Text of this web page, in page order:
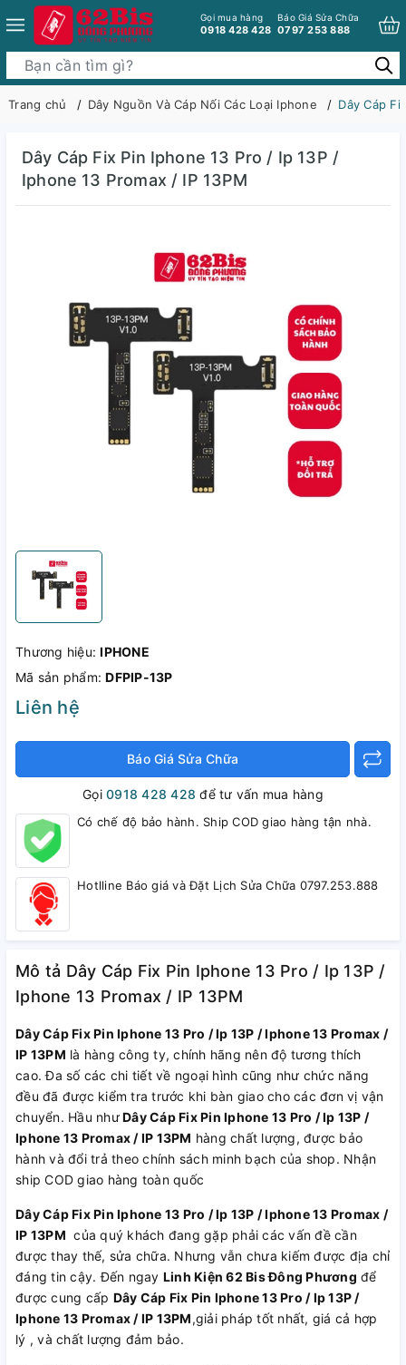
Gọi mua hàng
0918 428 428
Báo Giá Sửa Chữa
0797 253 888
Trang chủ Dây Nguồn Và Cáp Nối Các Loại Iphone Dây Cáp
Dây Cáp Fix Pin Iphone 13 Pro / Ip 13P /
Iphone 13 Promax / IP 13PM
Thương hiệu:IPHONE
Mã sản phẩm:DFPIP-13P
Liên hệ
Báo Giá Sửa Chữa
Gọi0918 428 428 để tư vấn mua hàng
Có chế độ bảo hành. Ship COD giao hàng tận nhà.
Hotlline Báo giá và Đặt Lịch Sửa Chữa 0797.253.888
Mô tả Dây Cáp Fix Pin Iphone 13 Pro / Ip 13P /
Iphone 13 Promax / IP 13PM
Dây Cáp Fix Pin Iphone 13 Pro / Ip 13P / Iphone 13 Promax /
IP 13PM là hàng công ty, chính hãng nên độ tương thích
cao. Đa số các chi tiết về ngoại hình cũng như chức năng
đều đã được kiểm tra trước khi bàn giao cho các đơn vị vận
chuyển. Hầu nhưDây Cáp Fix Pin Iphone 13 Pro / Ip 13P /
Iphone 13 Promax / IP 13PM hàng chất lượng, được bảo
hành và đổi trả theo chính sách minh bạch của shop. Nhận
ship COD giao hàng toàn quốc
Dây Cáp Fix Pin Iphone 13 Pro / Ip 13P / Iphone 13 Promax /
IP 13PM của quý khách đang gặp phải các vấn đề cần
được thay thế, sửa chữa. Nhưng vẫn chưa kiếm được địa chỉ
đáng tin cậy. Đến ngay Linh Kiện 62 Bis Đông Phương để
được cung cấp Dây Cáp Fix Pin Iphone 13 Pro / Ip 13P /
Iphone 13 Promax / IP 13PM,giải pháp tốt nhất, giá cả hợp
lý , và chất lượng đảm bảo.